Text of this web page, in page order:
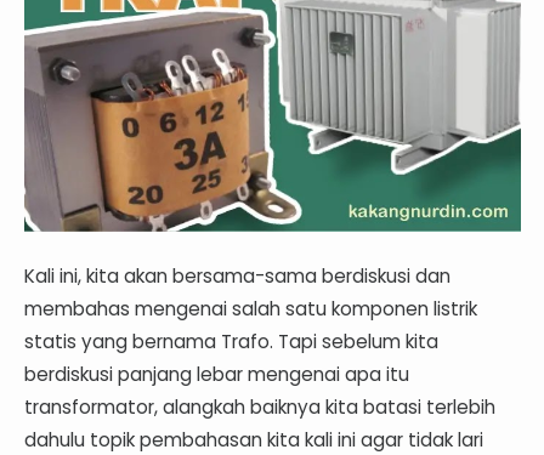
Kali ini, kita akan bersama-sama berdiskusi dan
membahas mengenai salah satu komponen listrik
statis yang bernama Trafo. Tapi sebelum kita
berdiskusi panjang lebar mengenai apa itu
transformator, alangkah baiknya kita batasi terlebih
dahulu topik pembahasan kita kali ini agar tidak lari